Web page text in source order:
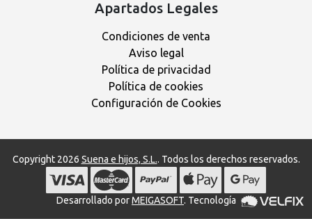
Apartados Legales
Condiciones de venta
Aviso legal
Política de privacidad
Política de cookies
Configuración de Cookies
Copyright 2026 Suena e hijos, S.L.. Todos los derechos reservados.
Desarrollado porMEIGASOFT. Tecnología